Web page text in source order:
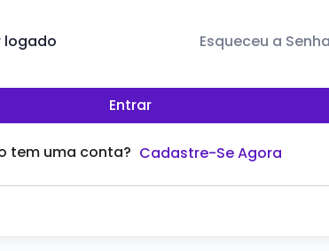
logado Esqueceu a
Entrar
tem uma conta? Cadastre-Se Agora